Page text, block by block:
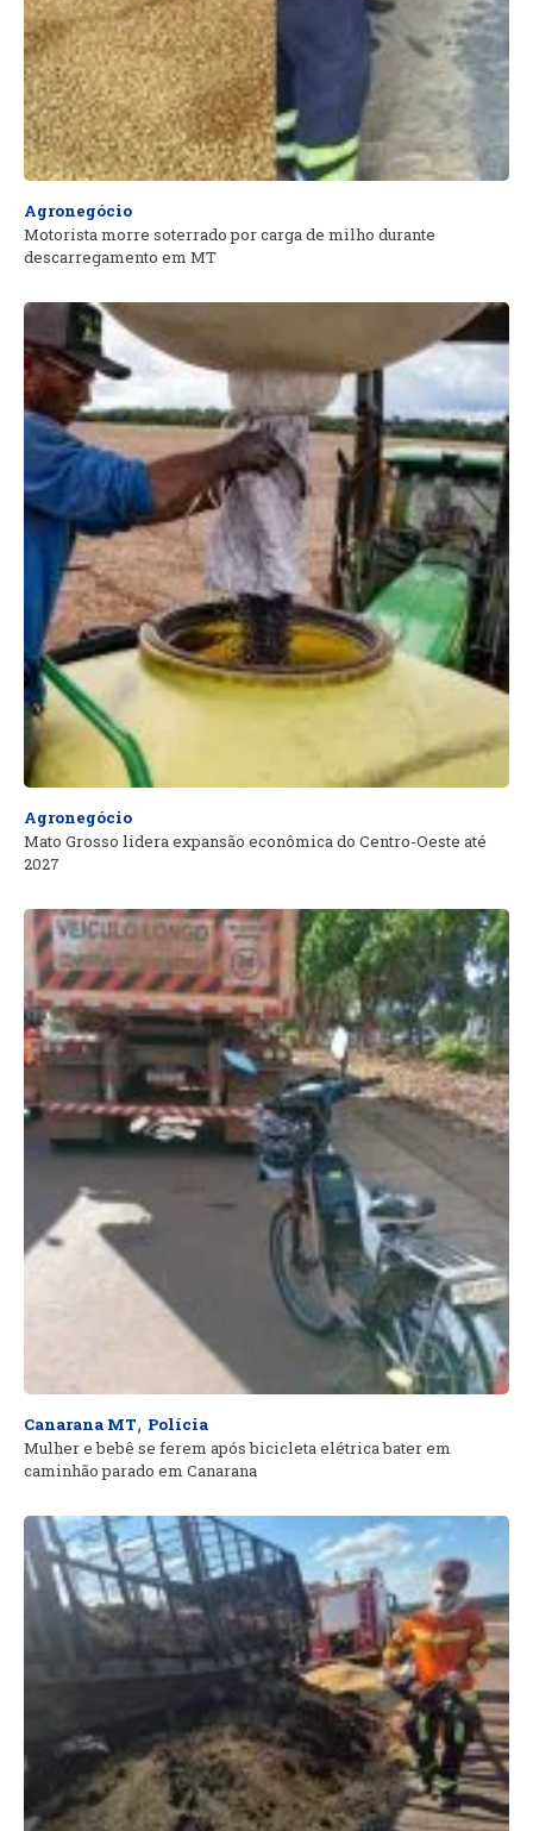
Agronegócio
Motorista morre soterrado por carga de milho durante
descarregamento em MT
Agronegócio
Mato Grosso lidera expansão econômica do Centro-Oeste até
2027
Canarana MT, Polícia
Mulher e bebê se ferem após bicicleta elétrica bater em
caminhão parado em Canarana